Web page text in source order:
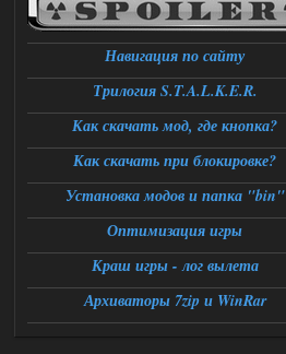
Навигация по сайту
Трилогия S.T.A.L.K.E.R.
Как скачать мод, где кнопка?
Как скачать при блокировке?
Установка модов и папка "bin"
Оптимизация игры
Краш игры - лог вылета
Архиваторы 7zip и WinRar